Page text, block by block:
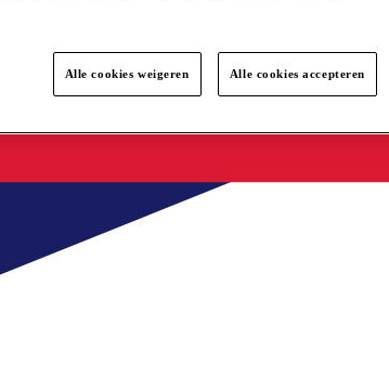
Alle cookies weigeren Alle cookies accepteren